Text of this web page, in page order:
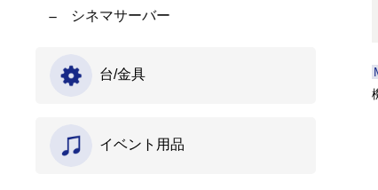
シネマサーバー
台/金具
イベント用品